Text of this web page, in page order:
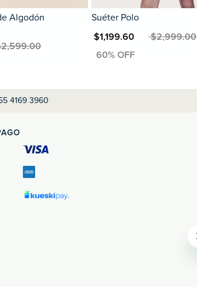
Algodón
Suéter Polo
MXN $1,199.60MXN $2,999.00
4169 3960